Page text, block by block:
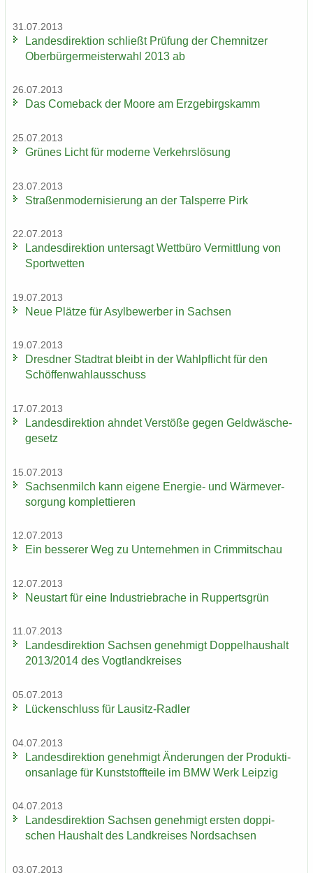
31.07.2013
Lan­des­di­rek­ti­on schließt Prü­fung der Chem­nit­zer
Ober­bür­ger­meis­ter­wahl 2013 ab
26.07.2013
Das Come­back der Moore am Erz­ge­birgs­kamm
25.07.2013
Grü­nes Licht für mo­der­ne Ver­kehrs­lö­sung
23.07.2013
Stra­ßen­mo­der­ni­sie­rung an der Tal­sper­re Pirk
22.07.2013
Lan­des­di­rek­ti­on un­ter­sagt Wett­bü­ro Ver­mitt­lung von
Sport­wet­ten
19.07.2013
Neue Plät­ze für Asyl­be­wer­ber in Sach­sen
19.07.2013
Dresd­ner Stadt­rat bleibt in der Wahl­pflicht für den
Schöf­fen­wahl­aus­schuss
17.07.2013
Lan­des­di­rek­ti­on ahn­det Ver­stö­ße gegen Geld­wä­sche­
ge­setz
15.07.2013
Sach­sen­milch kann ei­ge­ne Energie-​ und Wär­me­ver­
sor­gung kom­plet­tie­ren
12.07.2013
Ein bes­se­rer Weg zu Un­ter­neh­men in Crim­mit­schau
12.07.2013
Neu­start für eine In­dus­trie­bra­che in Rup­perts­grün
11.07.2013
Lan­des­di­rek­ti­on Sach­sen ge­neh­migt Dop­pel­haus­halt
2013/2014 des Vogt­land­krei­ses
05.07.2013
Lü­cken­schluss für Lausitz-​Radler
04.07.2013
Lan­des­di­rek­ti­on ge­neh­migt Än­de­run­gen der Pro­duk­ti­
ons­an­la­ge für Kunst­stoff­tei­le im BMW Werk Leip­zig
04.07.2013
Lan­des­di­rek­ti­on Sach­sen ge­neh­migt ers­ten dop­pi­
schen Haus­halt des Land­krei­ses Nord­sach­sen
03.07.2013